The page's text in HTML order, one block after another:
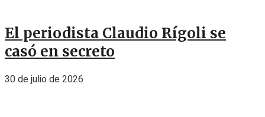
El periodista Claudio Rígoli se
casó en secreto
30 de julio de 2026